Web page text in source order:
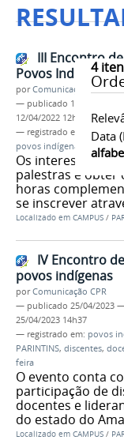
4
Data
III Encontro
Povos Indígenas
porComunicação CPR
— publicado 12/04/2022
12/04/2022 12h52
— registrado em:
neabi
povos indígenas
Os interessados
palestras e obter
horas
se inscrever
Localizado em CAMPUS /
IV Encontro
povos indígenas
porComunicação CPR
— publicado 25/04/2023
25/04/2023 14h37
— registrado em: povos
PARINTINS, discentes,
feira
O evento conta
participação de
docentes e
do estado do
Localizado em CAMPUS /